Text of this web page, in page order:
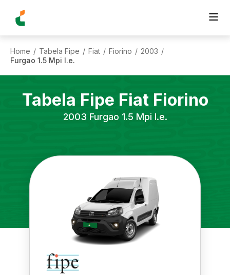
Home / Tabela Fipe / Fiat / Fiorino / 2003 /
Furgao 1.5 Mpi I.e.
Tabela Fipe Fiat Fiorino
2003 Furgao 1.5 Mpi I.e.